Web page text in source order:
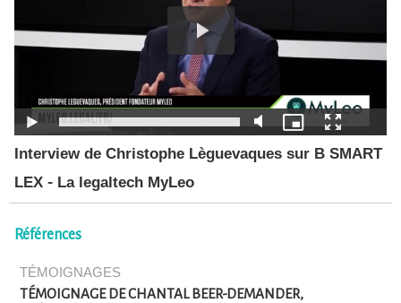
Interview de Christophe Lèguevaques sur B SMART
LEX - La legaltech MyLeo
Références
TÉMOIGNAGES
TÉMOIGNAGE DE CHANTAL BEER-DEMANDER,